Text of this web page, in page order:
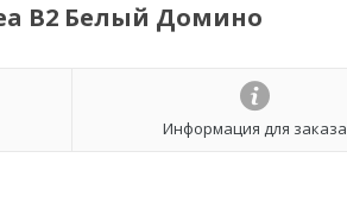
В2 Белый Домино
Информация для заказа